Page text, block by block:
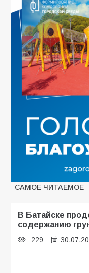
САМОЕ ЧИТАЕМОЕ
В Батайске
содержанию
229